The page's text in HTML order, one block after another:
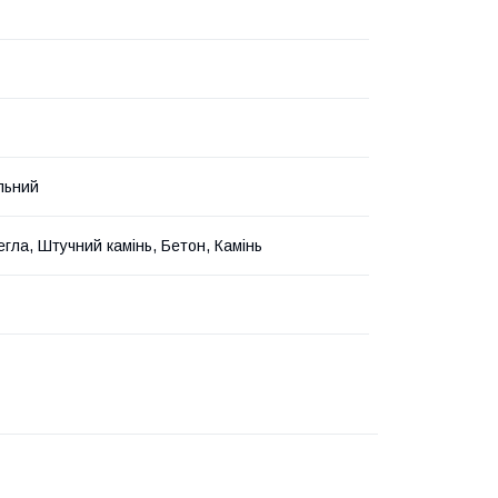
Штучний камінь, Бетон, Камінь